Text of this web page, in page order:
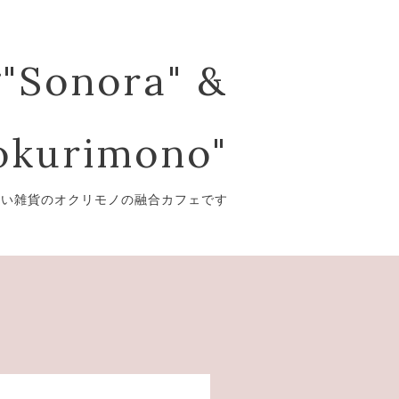
&
雑貨のオクリモノの融合カフェです